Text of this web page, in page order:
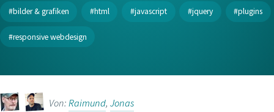
l
s
bilder & grafiken html javascript jquery plugins
responsive webdesign
Von:Raimund,Jonas